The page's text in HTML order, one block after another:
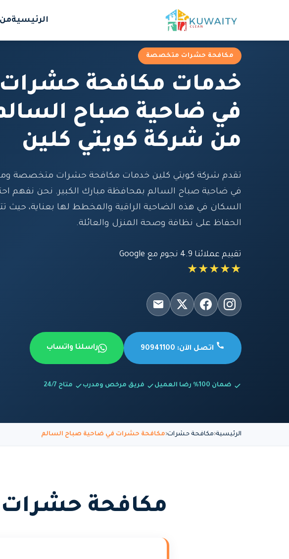
الرئيسية
مكافحة حشرات متخصصة
خدمات مكافحة حشرات
في ضاحية صباح
من شركة كويتي كلين
تقدم شركة كويتي كلين خدمات مكافحة حشرات متخصصة
في ضاحية صباح السالم بمحافظة مبارك الكبير. نحن نفهم
السكان في هذه الضاحية الراقية والمخطط لها بعناية، حيث
الحفاظ على نظافة وصحة المنزل والعائلة.
تقييم عملائنا 4.9 نجوم مع Google
★★★★★
اتصل الآن: 90941100 راسلنا واتساب
ضمان 100% رضا العميل فريق مرخص ومدرب متاح 24/7
الرئيسية مكافحة حشرات مكافحة حشرات في ضاحية صباح السالم
مكافحة